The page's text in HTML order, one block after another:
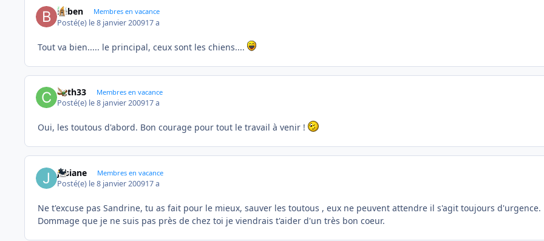
baben Membres en vacance
Posté(e) le 8 janvier 200917 a
Tout va bien..... le principal, ceux sont les chiens....
Cath33 Membres en vacance
Posté(e) le 8 janvier 200917 a
Oui, les toutous d'abord. Bon courage pour tout le travail à venir !
josiane Membres en vacance
Posté(e) le 8 janvier 200917 a
Ne t'excuse pas Sandrine, tu as fait pour le mieux, sauver les toutous , eux ne peuvent attendre il s'agit toujours d'urgence.
Dommage que je ne suis pas près de chez toi je viendrais t'aider d'un très bon coeur.